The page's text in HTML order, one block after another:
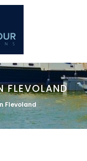
FLEVOLAND
Flevoland